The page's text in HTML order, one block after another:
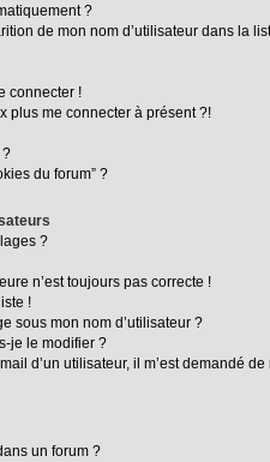
?
de mon nom d’utilisateur dans la
connecter !
plus me connecter à présent ?!
?
du forum” ?
?
n’est toujours pas correcte !
!
sous mon nom d’utilisateur ?
je le modifier ?
d’un utilisateur, il m’est demandé de
un forum ?